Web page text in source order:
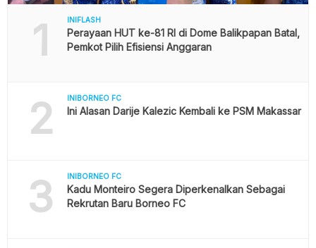
1 INIFLASH
Perayaan HUT ke-81 RI di Dome Balikpapan Batal,
Pemkot Pilih Efisiensi Anggaran
2 INIBORNEO FC
Ini Alasan Darije Kalezic Kembali ke PSM Makassar
3 INIBORNEO FC
Kadu Monteiro Segera Diperkenalkan Sebagai
Rekrutan Baru Borneo FC